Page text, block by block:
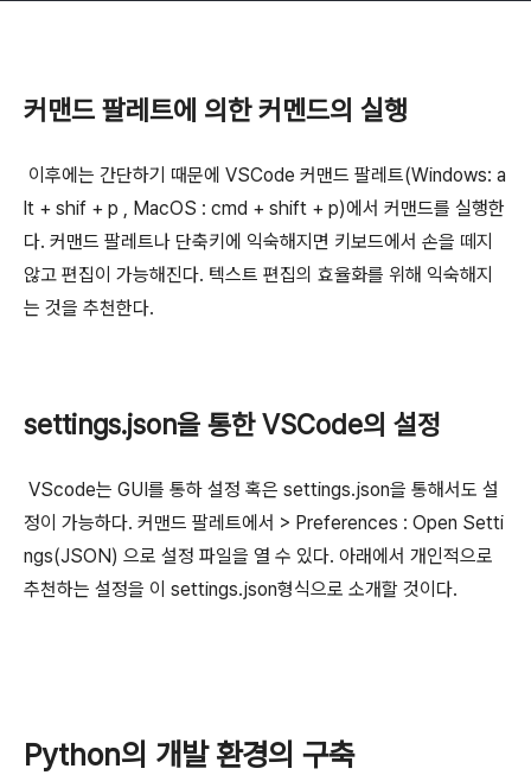
커맨드 팔레트에 의한 커멘드의 실행
이후에는 간단하기 때문에 VSCode 커맨드 팔레트(Windows: a
lt + shif + p , MacOS : cmd + shift + p)에서 커맨드를 실행한
다. 커맨드 팔레트나 단축키에 익숙해지면 키보드에서 손을 떼지
않고 편집이 가능해진다. 텍스트 편집의 효율화를 위해 익숙해지
는 것을 추천한다.
settings.json을 통한 VSCode의 설정
VScode는 GUI를 통하 설정 혹은 settings.json을 통해서도 설
정이 가능하다. 커맨드 팔레트에서 > Preferences : Open Setti
ngs(JSON) 으로 설정 파일을 열 수 있다. 아래에서 개인적으로
추천하는 설정을 이 settings.json형식으로 소개할 것이다.
Python의 개발 환경의 구축